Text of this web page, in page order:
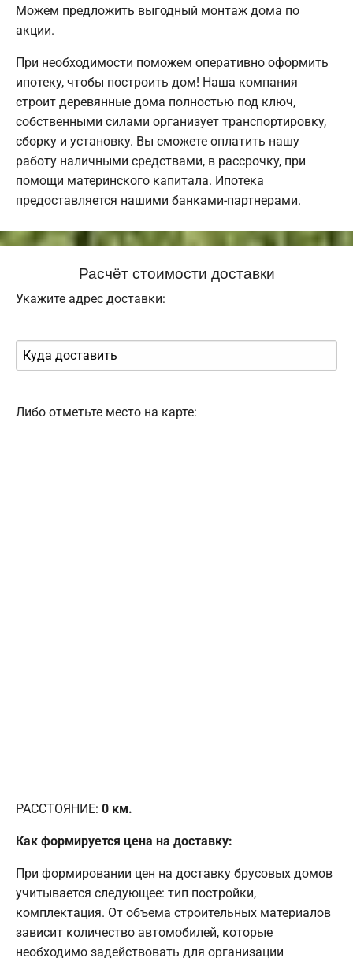
Можем предложить выгодный монтаж дома по
акции.
При необходимости поможем оперативно оформить
ипотеку, чтобы построить дом! Наша компания
строит деревянные дома полностью под ключ,
собственными силами организует транспортировку,
сборку и установку. Вы сможете оплатить нашу
работу наличными средствами, в рассрочку, при
помощи материнского капитала. Ипотека
предоставляется нашими банками-партнерами.
Расчёт стоимости доставки
Укажите адрес доставки:
Либо отметьте место на карте:
РАССТОЯНИЕ: 0 км.
Как формируется цена на доставку:
При формировании цен на доставку брусовых домов
учитывается следующее: тип постройки,
комплектация. От объема строительных материалов
зависит количество автомобилей, которые
необходимо задействовать для организации